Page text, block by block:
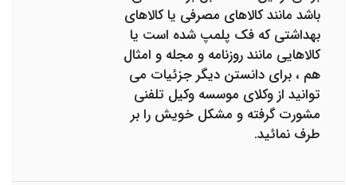
باشد مانند کالاهای مصرفی یا کالاهای
بهداشتی که فک پلمپ شده است یا
کالاهایی مانند روزنامه و مجله و امثال
هم ، برای دانستن دیگر جزئیات می
توانید از وکلای موسسه وکیل تلفنی
مشورت گرفته و مشکل خویش را بر
طرف نمائید.